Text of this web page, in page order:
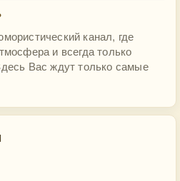
канал, где
и всегда только
Вас ждут только самые